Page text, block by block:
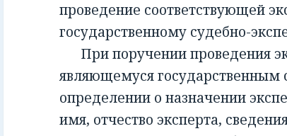
проведение соответствующей
государственному судебно-
При поручении проведения
являющемуся государственным
определении о назначении
имя, отчество эксперта,